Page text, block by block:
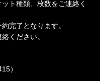
ト種類、枚数をご連絡く
完了となります。
ください。
）